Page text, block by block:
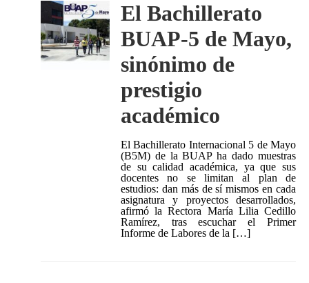
El Bachillerato
BUAP-5 de Mayo,
sinónimo de
prestigio
académico
El Bachillerato Internacional 5 de Mayo
(B5M) de la BUAP ha dado muestras
de su calidad académica, ya que sus
docentes no se limitan al plan de
estudios: dan más de sí mismos en cada
asignatura y proyectos desarrollados,
afirmó la Rectora María Lilia Cedillo
Ramírez, tras escuchar el Primer
Informe de Labores de la […]